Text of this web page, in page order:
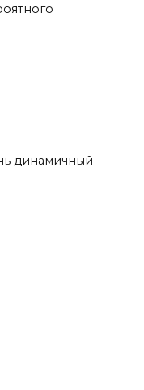
динамичный